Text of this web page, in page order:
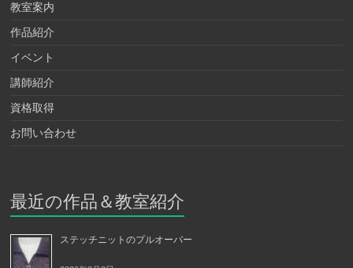
教室案内
作品紹介
イベント
講師紹介
資格取得
お問い合わせ
最近の作品＆教室紹介
ステッチニットのプルオーバー